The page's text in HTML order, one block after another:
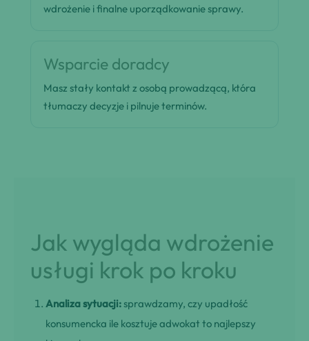
wdrożenie i finalne uporządkowanie sprawy.
Wsparcie doradcy
Masz stały kontakt z osobą prowadzącą, która
tłumaczy decyzje i pilnuje terminów.
Jak wygląda wdrożenie
usługi krok po kroku
Analiza sytuacji: sprawdzamy, czy upadłość
konsumencka ile kosztuje adwokat to najlepszy